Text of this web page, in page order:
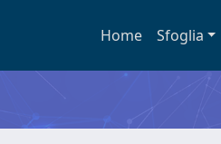
Home Sfoglia